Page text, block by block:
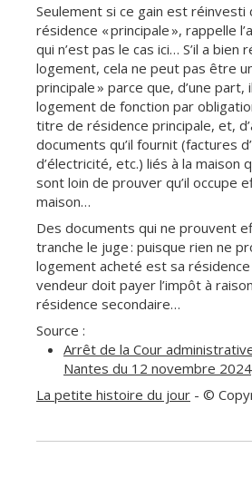
Seulement si ce gain est réinvesti
résidence « principale », rappelle
qui n’est pas le cas ici… S’il a bien
logement, cela ne peut pas être
principale » parce que, d’une part,
logement de fonction par
titre de résidence principale, et,
documents qu’il fournit (factures
d’électricité, etc.) liés à la maison
sont loin de prouver qu’il occupe
maison…
Des documents qui ne prouvent
tranche le juge : puisque rien ne
logement acheté est sa résidence
vendeur doit payer l’impôt à
résidence secondaire…
Source :
Arrêt de la Cour
Nantes du 12 novembre
La petite histoire du jour - ©